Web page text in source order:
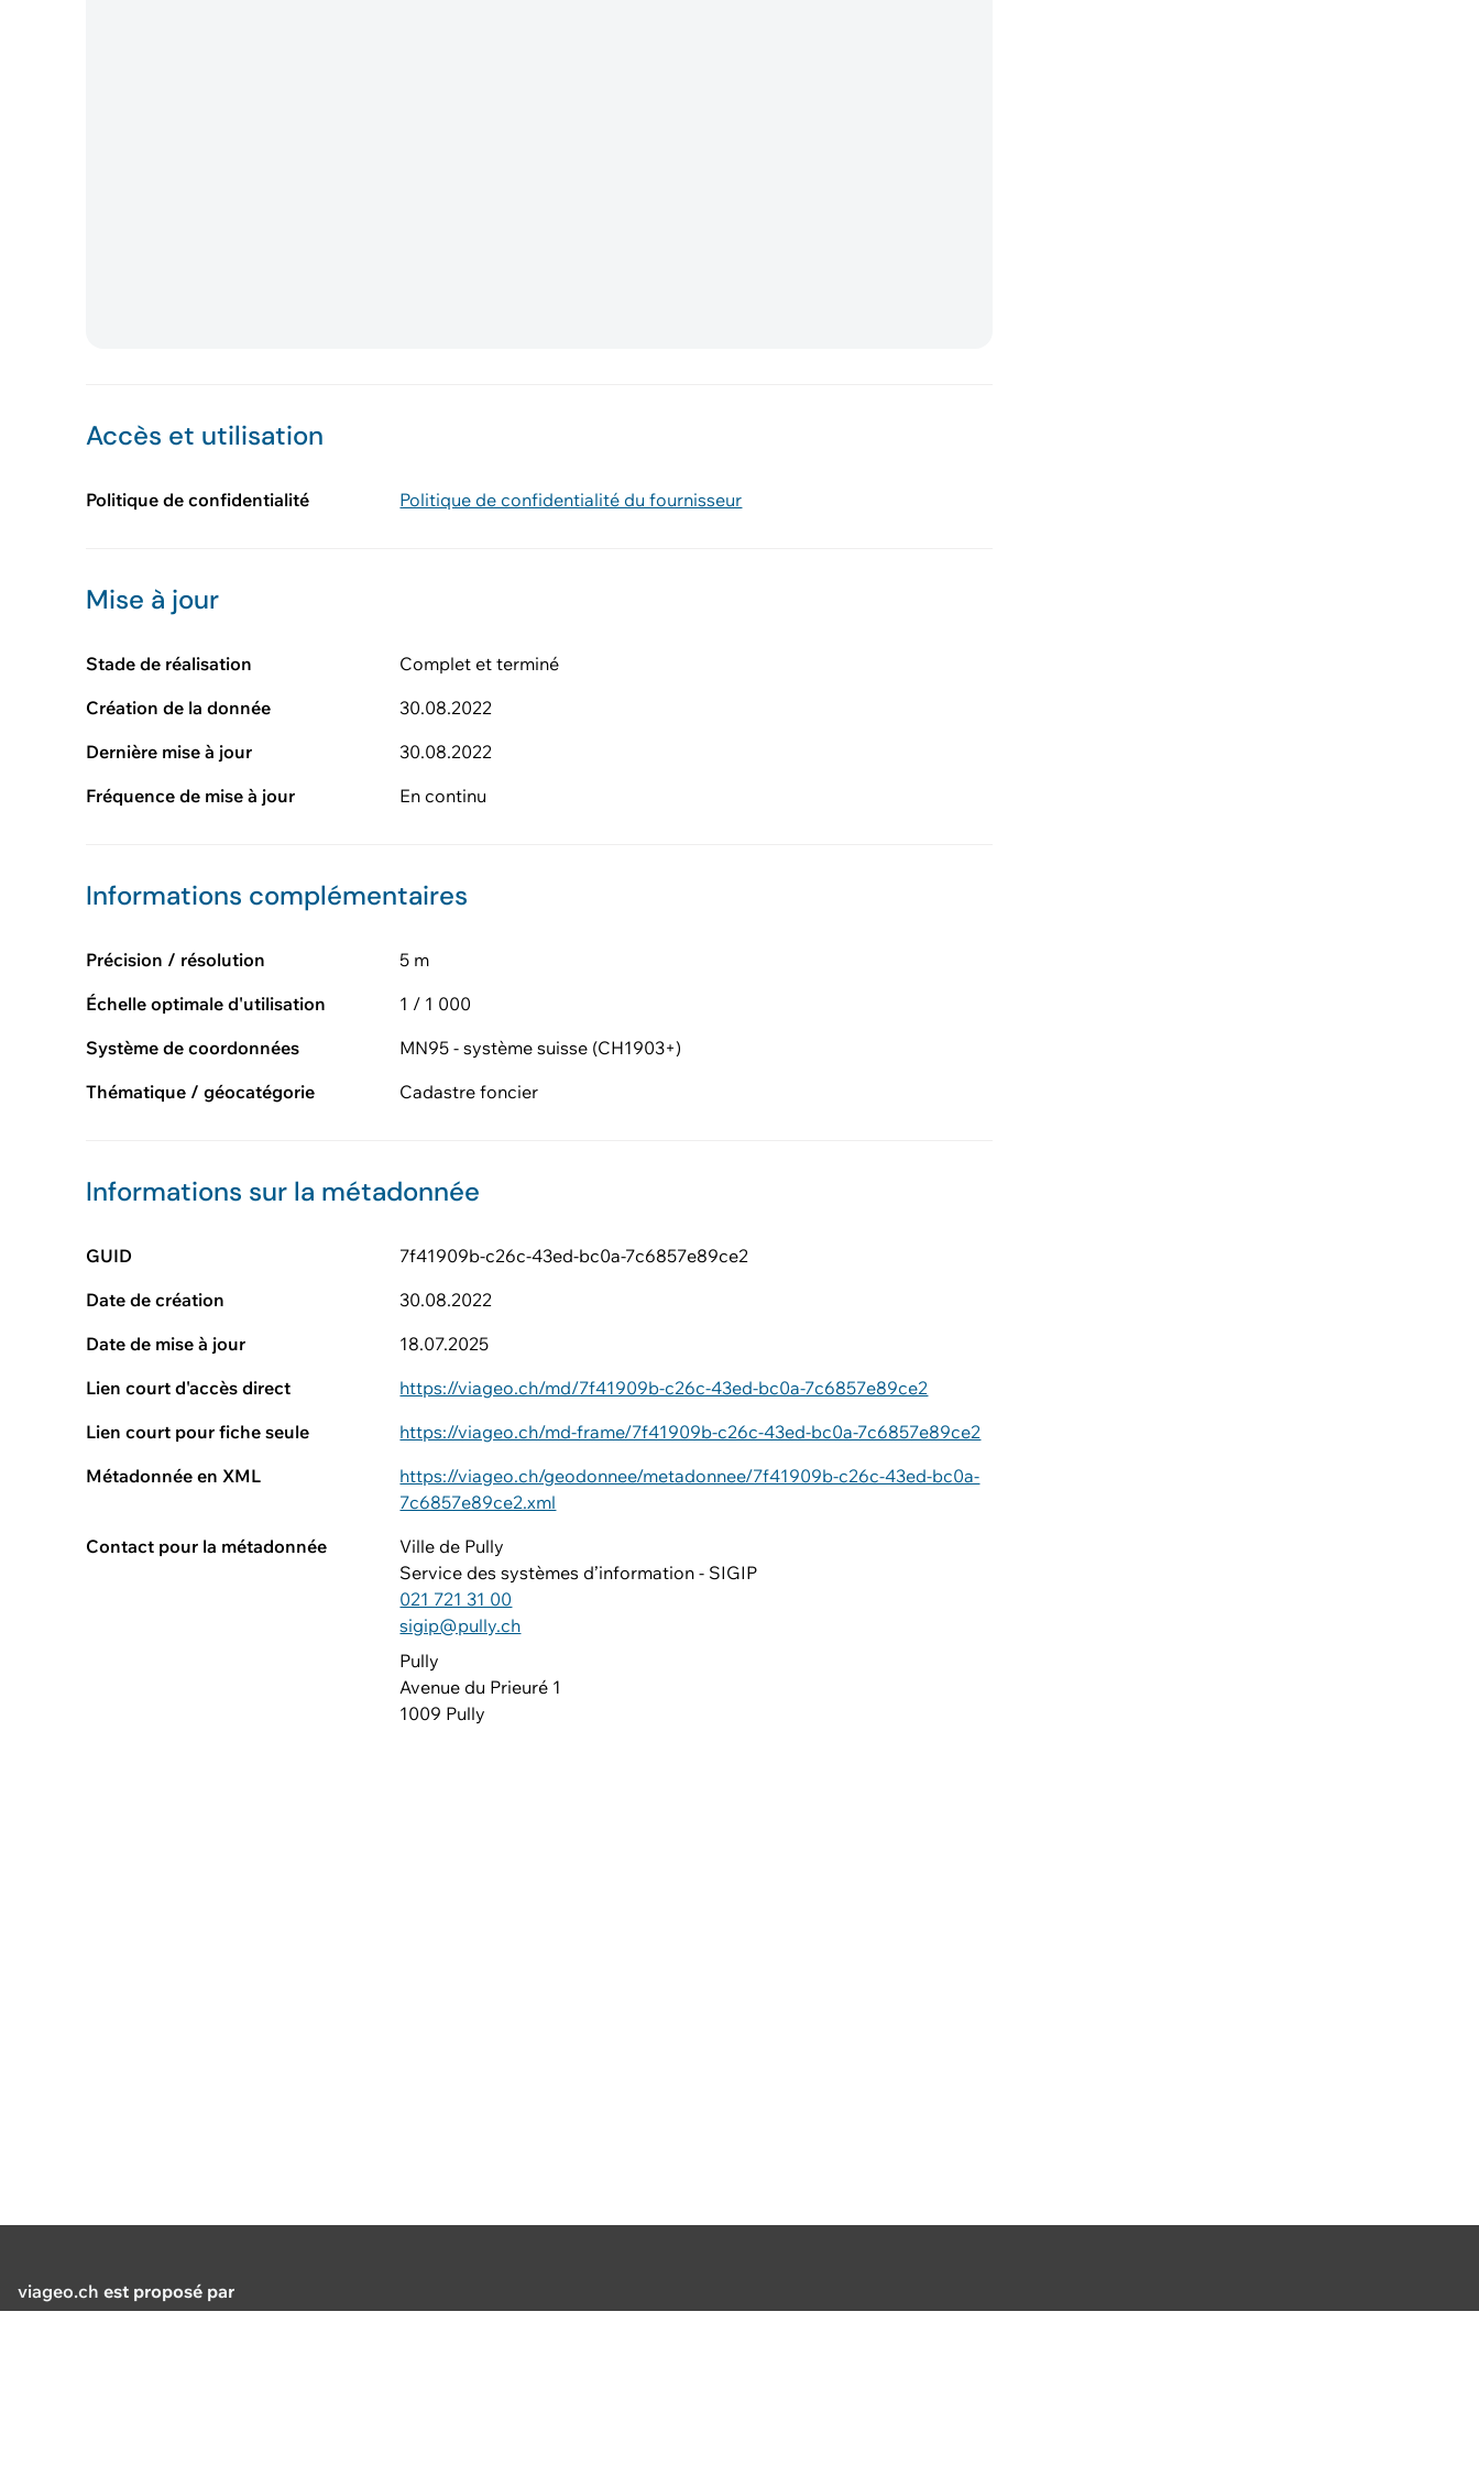
Accès et utilisation
Politique de confidentialité Politique de confidentialité du fournisseur
Mise à jour
Stade de réalisation
Complet et terminé
Création de la donnée
30.08.2022
Dernière mise à jour
30.08.2022
Fréquence de mise à jour
En continu
Informations complémentaires
Précision / résolution
5 m
Échelle optimale d'utilisation
1 / 1 000
Système de coordonnées
MN95 - système suisse (CH1903+)
Thématique / géocatégorie
Cadastre foncier
Informations sur la métadonnée
GUID
7f41909b-c26c-43ed-bc0a-7c6857e89ce2
Date de création
30.08.2022
Date de mise à jour
18.07.2025
Lien court d'accès direct
https://viageo.ch/md/7f41909b-c26c-43ed-bc0a-7c6857e89ce2
Lien court pour fiche seule
https://viageo.ch/md-frame/7f41909b-c26c-43ed-bc0a-7c6857e89ce2
Métadonnée en XML
https://viageo.ch/geodonnee/metadonnee/7f41909b-c26c-43ed-bc0a-
7c6857e89ce2.xml
Contact pour la métadonnée
Ville de Pully
Service des systèmes d’information - SIGIP
021 721 31 00
sigip@pully.ch
Pully
Avenue du Prieuré 1
1009 Pully
viageo.ch est proposé par